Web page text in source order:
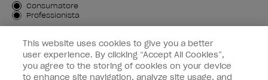
Tipo di cliente
Consumatore
Professionista
ISCRIVIMI
Informazioni per i clienti
This website uses cookies to give you a better
user experience. By clicking “Accept All Cookies”,
you agree to the storing of cookies on your device
to enhance site navigation, analyze site usage, and